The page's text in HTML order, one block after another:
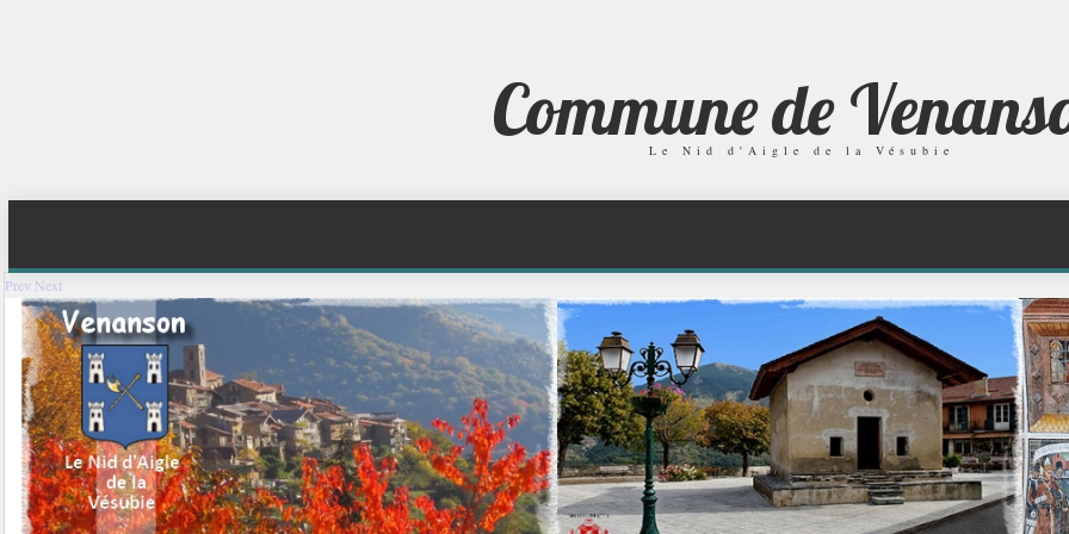
Commune de
Le Nid d'Aigle de la Vésubie
Prev Next